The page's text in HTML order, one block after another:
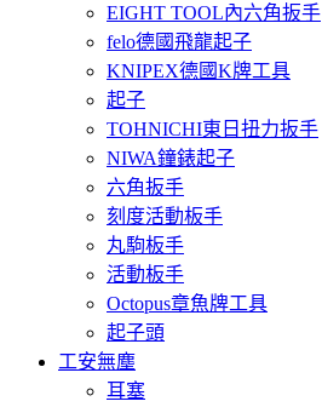
EIGHT TOOL內六角扳手
felo德國飛龍起子
KNIPEX德國K牌工具
起子
TOHNICHI東日扭力扳手
NIWA鐘錶起子
六角扳手
刻度活動板手
丸駒板手
活動板手
Octopus章魚牌工具
起子頭
工安無塵
耳塞